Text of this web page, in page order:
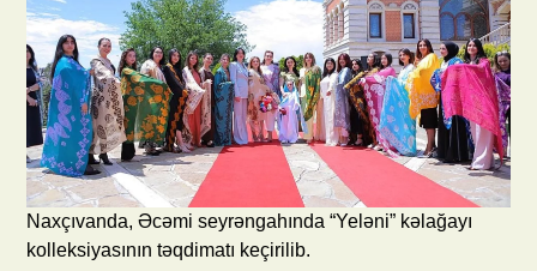
Naxçıvanda, Əcəmi seyrəngahında “Yeləni” kəlağayı
kolleksiyasının təqdimatı keçirilib.